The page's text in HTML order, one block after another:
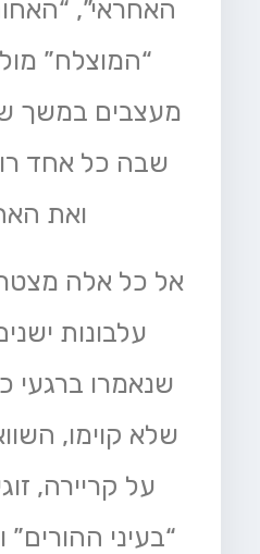
האחראי”,
“המוצלח”
מעצבים במשך
שבה כל אחד
ואת
אל כל אלה
עלבונות
שנאמרו ברגעי
שלא קוימו,
על קריירה,
“בעיני